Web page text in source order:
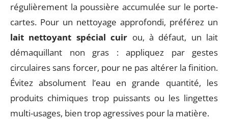
régulièrement la poussière accumulée sur le porte-
cartes. Pour un nettoyage approfondi, préférez un
lait nettoyant spécial cuir ou, à défaut, un lait
démaquillant non gras : appliquez par gestes
circulaires sans forcer, pour ne pas altérer la finition.
Évitez absolument l’eau en grande quantité, les
produits chimiques trop puissants ou les lingettes
multi-usages, bien trop agressives pour la matière.